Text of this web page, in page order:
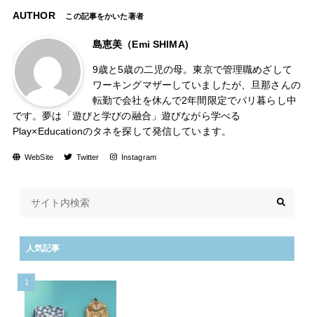
AUTHOR この記事をかいた著者
島恵美（Emi SHIMA)
9歳と5歳の二児の母。東京で管理職めざして
ワーキングマザーしていましたが、旦那さんの
転勤で会社を休んで2年間限定でパリ暮らし中
です。夢は「遊びと学びの融合」遊びながら学べる
Play×Educationのタネを探して発信しています。
WebSite Twitter Instagram
人気記事
1